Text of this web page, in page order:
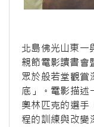
北島佛光山東一
親節電影讀書會
眾於般若堂觀賞
底」。電影描述
奧林匹克的選手
程的訓練與改變